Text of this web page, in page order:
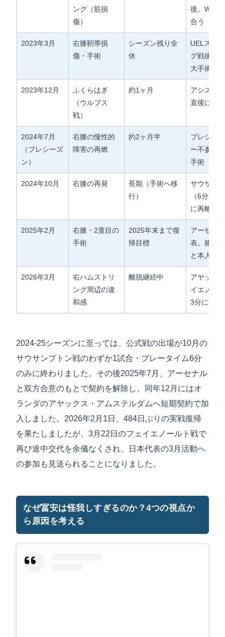
ング（筋損
傷）
後。W杯
合う
2023年3月
右膝靭帯損
傷・手術
シーズン残り全
休
UELスポ
グ戦後。
大手術
2023年12月
ふくらはぎ
（ウルブス
戦）
約1ヶ月
アシスト
直後に負
2024年7月
（プレシーズ
ン）
右膝の慢性的
障害の再燃
約2ヶ月半
プレシー
ー不参加
手術
2024年10月 右膝の再発
長期（手術へ移
行）
サウサン
（6分出
に再離脱
2025年2月
右膝・2度目の
手術
2025年末まで復
帰目標
アーセナ
表。膝軟
と本人が
2026年3月
右ハムストリ
ング周辺の違
和感
離脱継続中
アヤック
イエノー
3分に途中
2024-25シーズンに至っては、公式戦の出場が10月の
サウサンプトン戦のわずか1試合・プレータイム6分
のみに終わりました。その後2025年7月、アーセナル
と双方合意のもとで契約を解除し、同年12月にはオ
ランダのアヤックス・アムステルダムへ短期契約で加
入しました。2026年2月1日、484日ぶりの実戦復帰
を果たしましたが、3月22日のフェイエノールト戦で
再び途中交代を余儀なくされ、日本代表の3月活動へ
の参加も見送られることになりました。
なぜ冨安は怪我しすぎるのか？4つの視点か
ら原因を考える